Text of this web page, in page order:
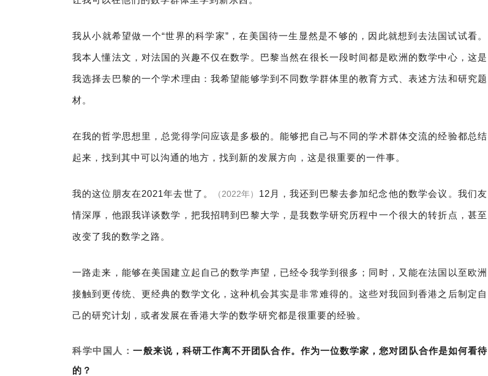
我从小就希望做一个“世界的科学家”，在美国待一生显然是不够的，因此就想到去法国试试看。
我本人懂法文，对法国的兴趣不仅在数学。巴黎当然在很长一段时间都是欧洲的数学中心，这是
我选择去巴黎的一个学术理由：我希望能够学到不同数学群体里的教育方式、表述方法和研究题
材。
在我的哲学思想里，总觉得学问应该是多极的。能够把自己与不同的学术群体交流的经验都总结
起来，找到其中可以沟通的地方，找到新的发展方向，这是很重要的一件事。
我的这位朋友在2021年去世了。 （2022年） 12月，我还到巴黎去参加纪念他的数学会议。我们友
情深厚，他跟我详谈数学，把我招聘到巴黎大学，是我数学研究历程中一个很大的转折点，甚至
改变了我的数学之路。
一路走来，能够在美国建立起自己的数学声望，已经令我学到很多；同时，又能在法国以至欧洲
接触到更传统、更经典的数学文化，这种机会其实是非常难得的。这些对我回到香港之后制定自
己的研究计划，或者发展在香港大学的数学研究都是很重要的经验。
科学中国人：一般来说，科研工作离不开团队合作。 作为一位数学家，您对团队合作是如何看待
的？